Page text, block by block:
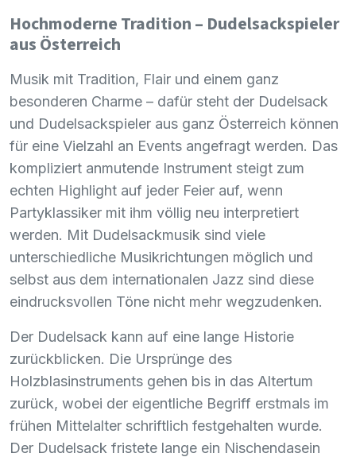
Hochmoderne Tradition – Dudelsackspieler
aus Österreich
Musik mit Tradition, Flair und einem ganz
besonderen Charme – dafür steht der Dudelsack
und Dudelsackspieler aus ganz Österreich können
für eine Vielzahl an Events angefragt werden. Das
kompliziert anmutende Instrument steigt zum
echten Highlight auf jeder Feier auf, wenn
Partyklassiker mit ihm völlig neu interpretiert
werden. Mit Dudelsackmusik sind viele
unterschiedliche Musikrichtungen möglich und
selbst aus dem internationalen Jazz sind diese
eindrucksvollen Töne nicht mehr wegzudenken.
Der Dudelsack kann auf eine lange Historie
zurückblicken. Die Ursprünge des
Holzblasinstruments gehen bis in das Altertum
zurück, wobei der eigentliche Begriff erstmals im
frühen Mittelalter schriftlich festgehalten wurde.
Der Dudelsack fristete lange ein Nischendasein